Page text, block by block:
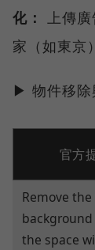
化：
上傳
家（如東京
▶ 物件移除
官方
Remove
the space